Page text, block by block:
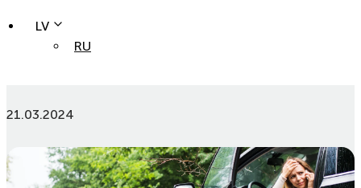
LV
RU
Kas ir KASKO un OCTA apdrošināšana un kāda ir to
21.03.2024